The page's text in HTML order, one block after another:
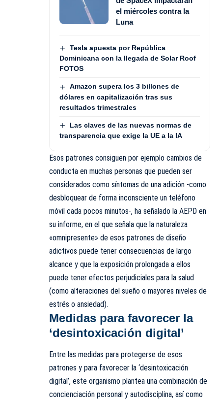
el miércoles contra la
Luna
Tesla apuesta por República
Dominicana con la llegada de Solar Roof
FOTOS
Amazon supera los 3 billones de
dólares en capitalización tras sus
resultados trimestrales
Las claves de las nuevas normas de
transparencia que exige la UE a la IA
Esos patrones consiguen por ejemplo cambios de
conducta en muchas personas que pueden ser
considerados como síntomas de una adición -como
desbloquear de forma inconsciente un teléfono
móvil cada pocos minutos-, ha señalado la AEPD en
su informe, en el que señala que la naturaleza
«omnipresente» de esos patrones de diseño
adictivos puede tener consecuencias de largo
alcance y que la exposición prolongada a ellos
puede tener efectos perjudiciales para la salud
(como alteraciones del sueño o mayores niveles de
estrés o ansiedad).
Medidas para favorecer la
‘desintoxicación digital’
Entre las medidas para protegerse de esos
patrones y para favorecer la ‘desintoxicación
digital’, este organismo plantea una combinación de
concienciación personal y autodisciplina, así como